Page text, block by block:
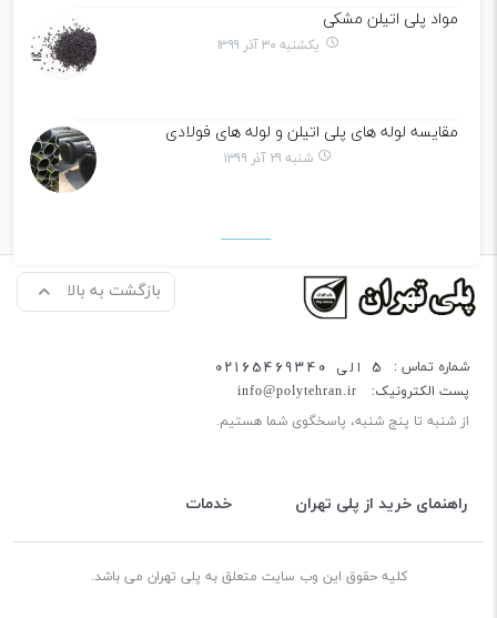
مواد پلی اتیلن مشکی
یکشنبه ۳۰ آذر ۱۳۹۹
مقایسه لوله های پلی اتیلن و لوله های فولادی
شنبه ۲۹ آذر ۱۳۹۹
بازگشت به بالا
شماره تماس : 5 الی 02165469340
پست الکترونیک: info@polytehran.ir
از شنبه تا پنج شنبه، پاسخگوی شما هستیم.
راهنمای خرید از پلی تهران خدمات
کلیه حقوق این وب سایت متعلق به پلی تهران می باشد.